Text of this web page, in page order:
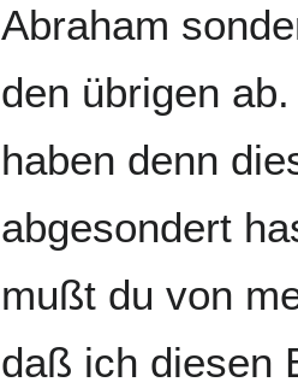
Abraham
den übrigen
haben denn
abgesondert
mußt du von
daß ich diesen